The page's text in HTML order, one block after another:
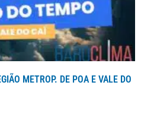
METROP. DE POA E VALE DO